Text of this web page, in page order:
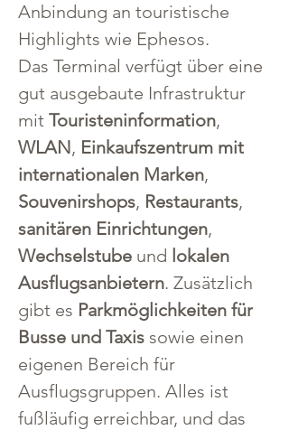
Anbindung an touristische
Highlights wie Ephesos.
Das Terminal verfügt über eine
gut ausgebaute Infrastruktur
mit Touristeninformation,
WLAN, Einkaufszentrum mit
internationalen Marken,
Souvenirshops, Restaurants,
sanitären Einrichtungen,
Wechselstube und lokalen
Ausflugsanbietern. Zusätzlich
gibt es Parkmöglichkeiten für
Busse und Taxis sowie einen
eigenen Bereich für
Ausflugsgruppen. Alles ist
fußläufig erreichbar, und das